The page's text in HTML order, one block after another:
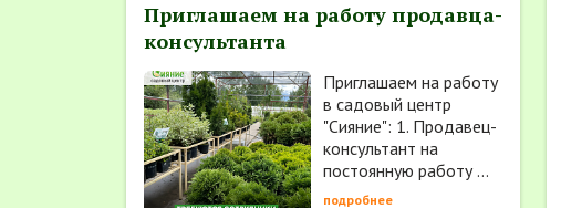
Приглашаем на работу продавца-
консультанта
Приглашаем на работу
в садовый центр
"Сияние": 1. Продавец-
консультант на
постоянную работу ...
подробнее